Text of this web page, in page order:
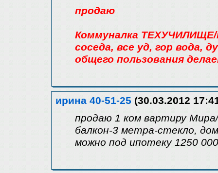
продаю
Коммуналка
соседа, все уд, гор вода,
общего пользования
ирина 40-51-25 (30.03.2012
продаю 1 ком вартиру
балкон-3 метра-стекло,
можно под ипотеку 1250